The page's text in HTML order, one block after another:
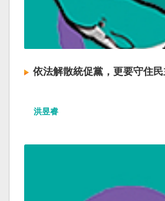
依法解散統促黨，更要守住
洪昱睿